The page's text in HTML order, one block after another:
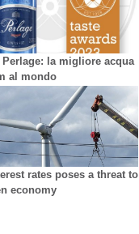
Perlage: la migliore acqua
al mondo
rates poses a threat to
economy